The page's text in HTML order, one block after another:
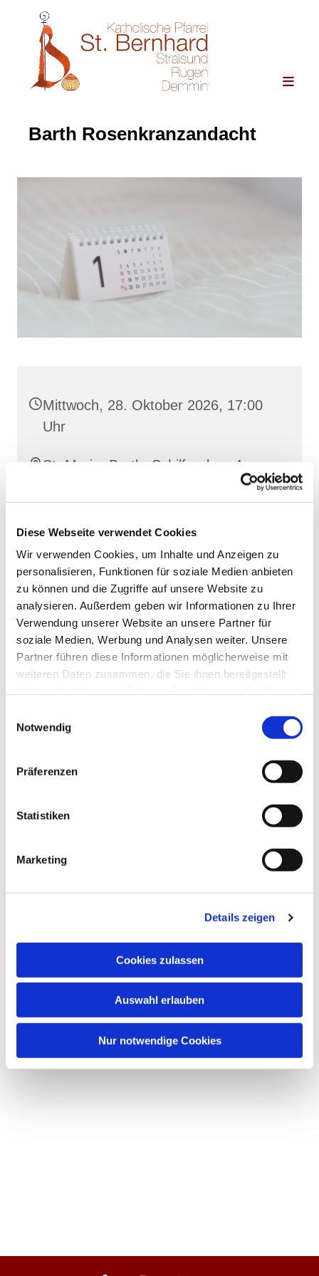
Diese Webseite verwendet Cookies
Wir verwenden Cookies, um Inhalte und Anzeigen zu
personalisieren, Funktionen für soziale Medien anbieten
zu können und die Zugriffe auf unsere Website zu
analysieren. Außerdem geben wir Informationen zu Ihrer
Verwendung unserer Website an unsere Partner für
soziale Medien, Werbung und Analysen weiter. Unsere
Partner führen diese Informationen möglicherweise mit
weiteren Daten zusammen, die Sie ihnen bereitgestellt
Notwendig
Präferenzen
Statistiken
Marketing
Details zeigen
Cookies zulassen
Auswahl erlauben
Nur notwendige Cookies
Barth Rosenkranzandacht
Mittwoch, 28. Oktober 2026, 17:00
Uhr
St. Maria, Barth, Schilfgraben 4,